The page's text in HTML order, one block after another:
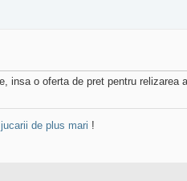
insa o oferta de pret pentru relizarea
jucarii de plus mari !